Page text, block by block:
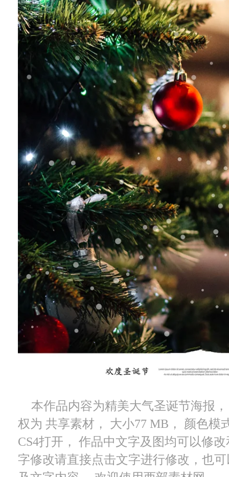
本作品内容为精美大气圣诞节海报
权为 共享素材， 大小77 MB， 颜色模
CS4打开， 作品中文字及图均可以修
字修改请直接点击文字进行修改，也